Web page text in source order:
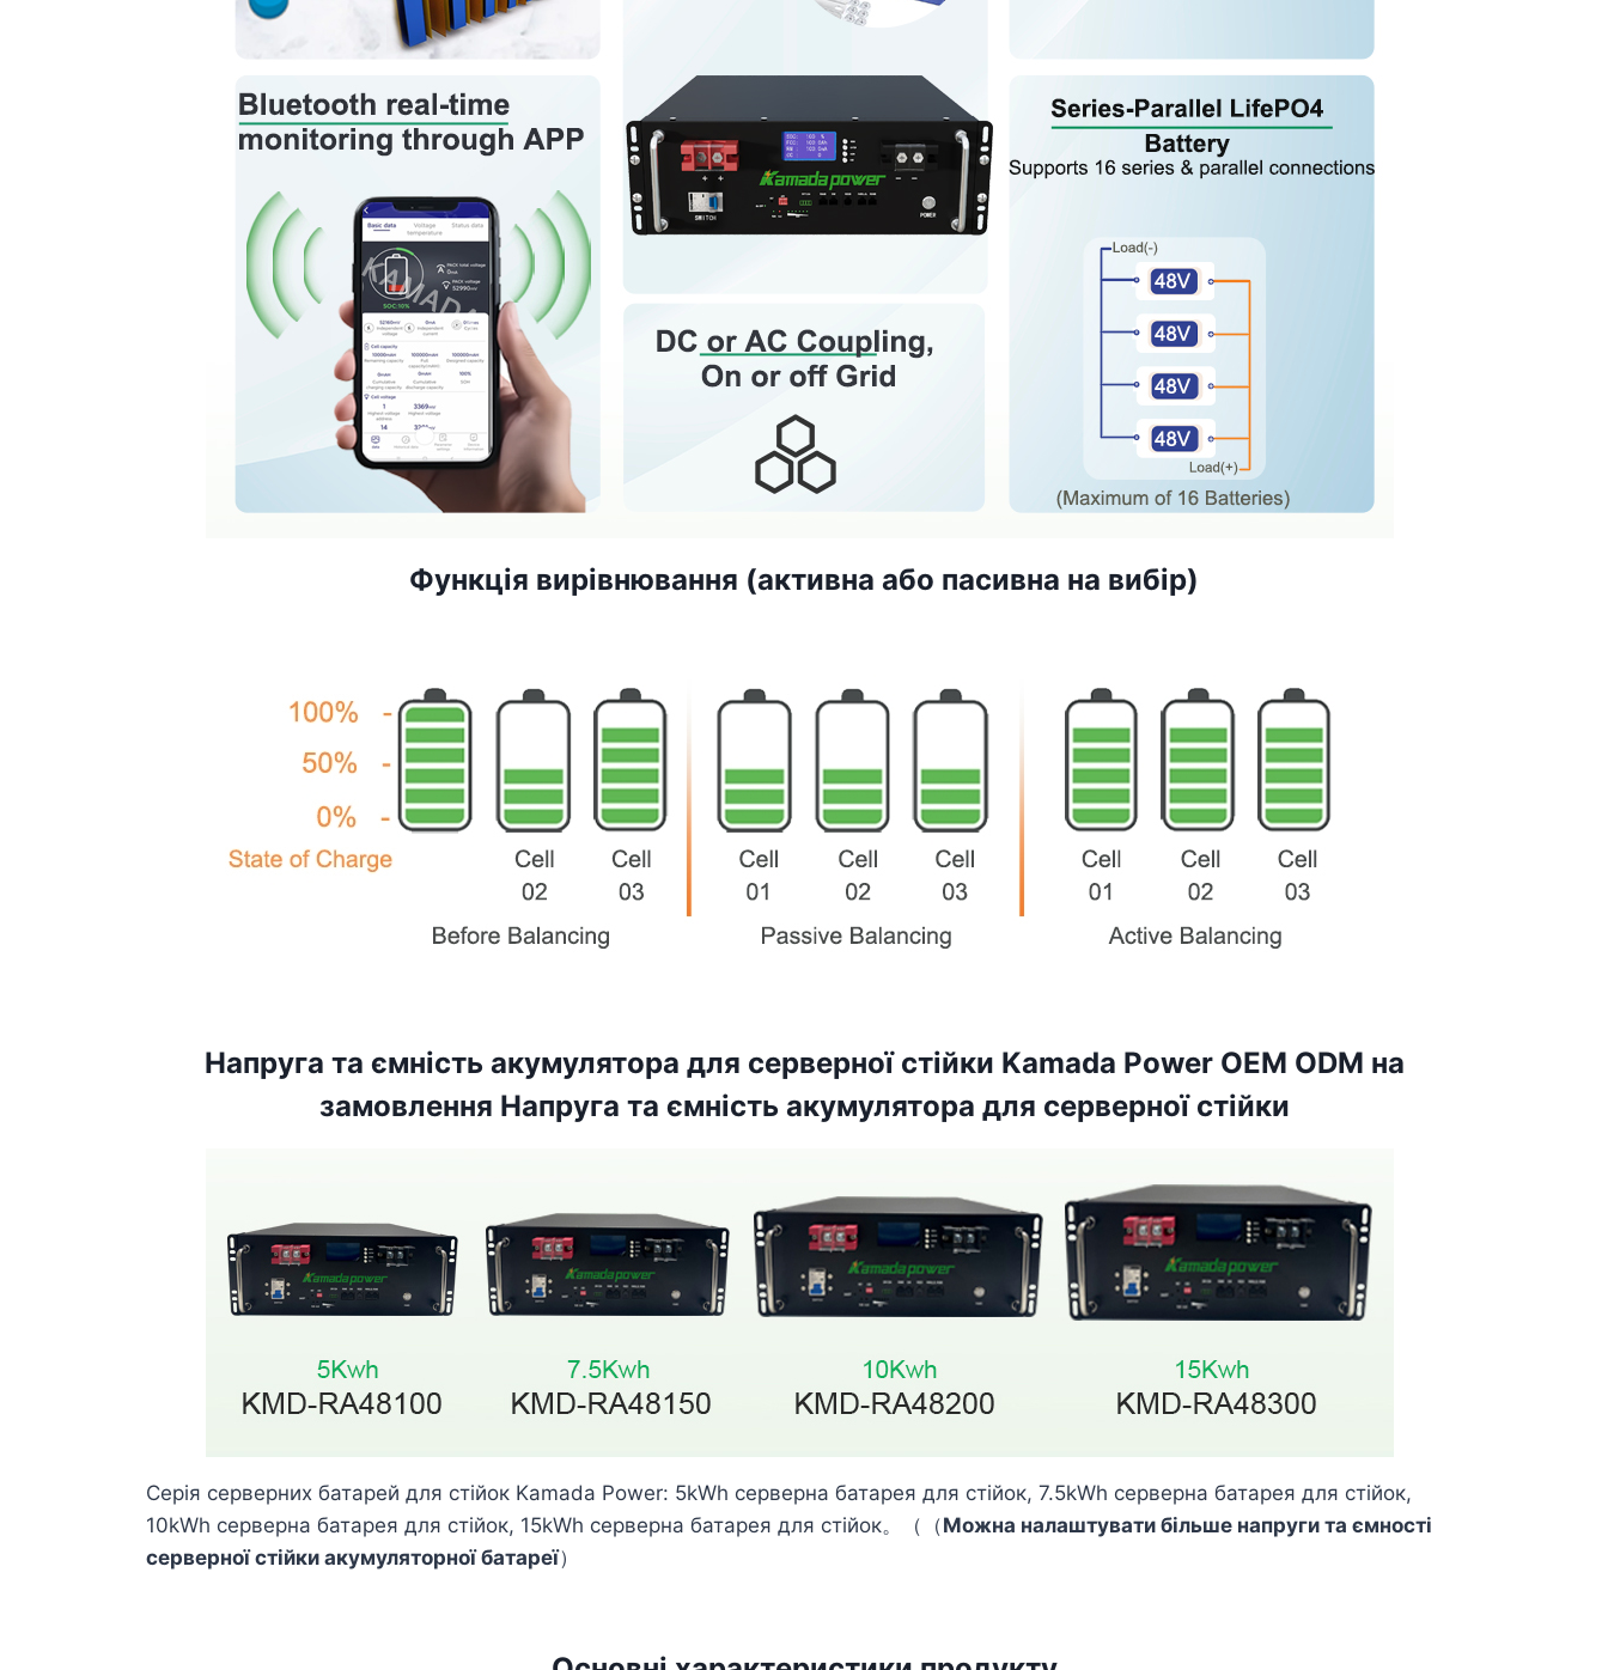
Функція вирівнювання (активна або пасивна на вибір)
Напруга та ємність акумулятора для серверної стійки Kamada Power OEM ODM на
замовлення Напруга та ємність акумулятора для серверної стійки
Серія серверних батарей для стійок Kamada Power: 5kWh серверна батарея для стійок, 7.5kWh серверна батарея для стійок,
10kWh серверна батарея для стійок, 15kWh серверна батарея для стійок。（（Можна налаштувати більше напруги та ємності
серверної стійки акумуляторної батареї）